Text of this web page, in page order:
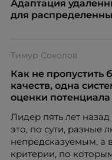
Адаптация
для
Тимур Соколов
Как не пропустить
качеств, одна
оценки потенциала
Лидер пять лет
это, по сути, разные
непредсказуемым, а
критерии, по которым